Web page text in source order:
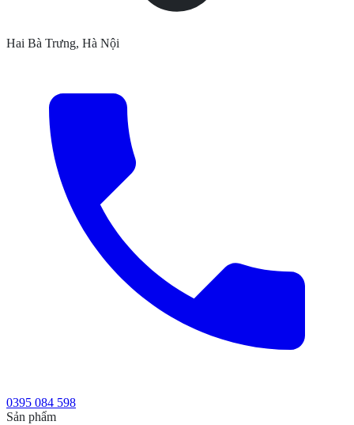
Hai Bà Trưng, Hà Nội
0395 084 598
Sản phẩm